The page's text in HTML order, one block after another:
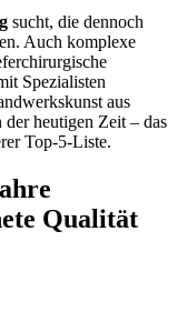
sucht, die dennoch
Auch komplexe
Spezialisten
aus
heutigen Zeit – das
Top-5-Liste.
Qualität